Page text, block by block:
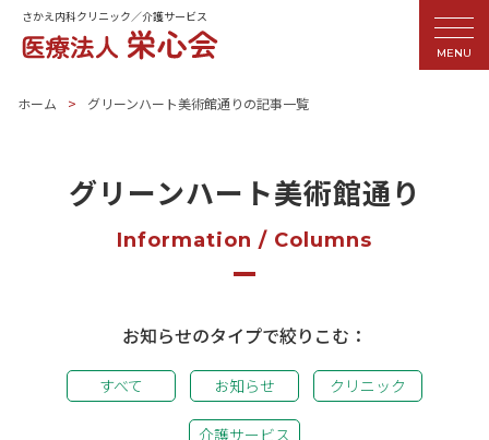
MENU
さかえ内科クリニック／介護サービス
ホーム グリーンハート美術館通りの記事一覧
グリーンハート美術館通り
Information / Columns
お知らせのタイプで絞りこむ：
すべて お知らせ クリニック
介護サービス